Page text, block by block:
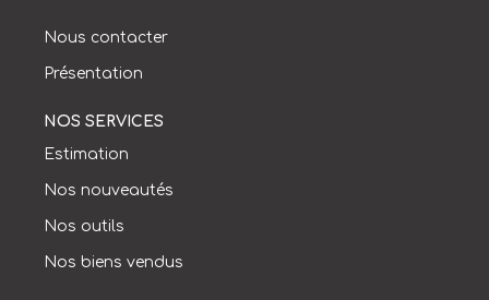
Nous contacter
Présentation
NOS SERVICES
Estimation
Nos nouveautés
Nos outils
Nos biens vendus